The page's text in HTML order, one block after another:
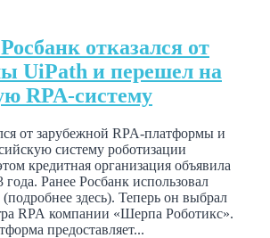
отказался от
UiPath и перешел на
RPA-систему
от зарубежной RPA-платформы и
систему роботизации
кредитная организация объявила
года. Ранее Росбанк использовал
здесь). Теперь он выбрал
RPA компании «Шерпа Роботикс».
предоставляет...